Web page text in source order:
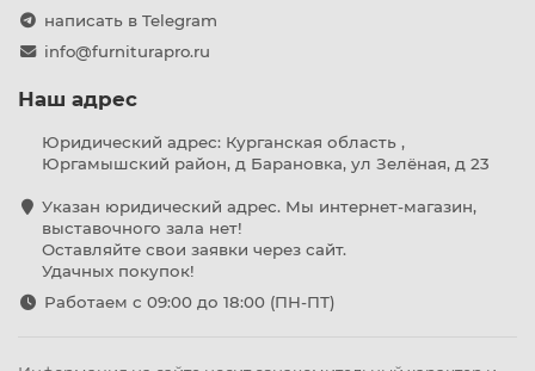
написать в Telegram
info@furniturapro.ru
Наш адрес
Юридический адрес: Курганская область ,
Юргамышский район, д Барановка, ул Зелёная, д 23
Указан юридический адрес. Мы интернет-магазин,
выставочного зала нет!
Оставляйте свои заявки через сайт.
Удачных покупок!
Работаем с 09:00 до 18:00 (ПН-ПТ)